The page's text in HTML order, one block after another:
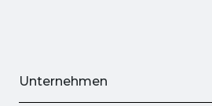
Unternehmen